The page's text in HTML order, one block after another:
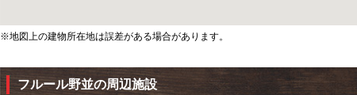
※地図上の建物所在地は誤差がある場合があります。
フルール野並の周辺施設